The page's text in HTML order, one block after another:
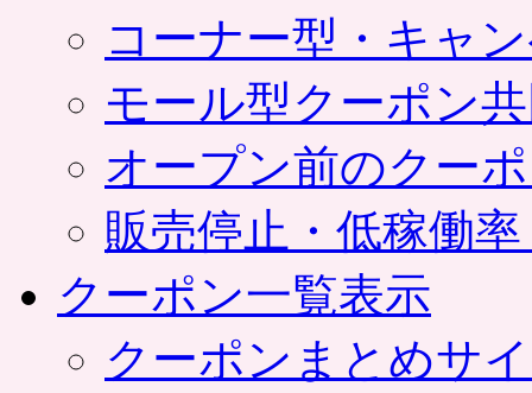
コーナー型・キャ
モール型クーポン
オープン前のクー
販売停止・低稼働
クーポン一覧表示
クーポンまとめサ